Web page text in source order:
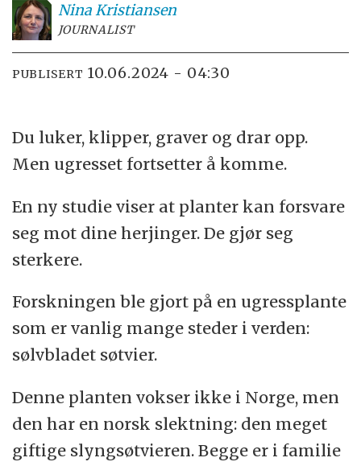
NinaKristiansen
JOURNALIST
PUBLISERT 10.06.2024 - 04:30
Du luker, klipper, graver og drar opp.
Men ugresset fortsetter å komme.
En ny studie viser at planter kan forsvare
seg mot dine herjinger. De gjør seg
sterkere.
Forskningen ble gjort på en ugressplante
som er vanlig mange steder i verden:
sølvbladet søtvier.
Denne planten vokser ikke i Norge, men
den har en norsk slektning: den meget
giftige slyngsøtvieren. Begge er i familie